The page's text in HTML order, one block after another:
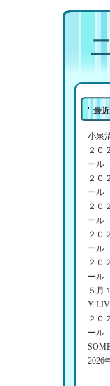
最
小泉
２０
ール
２０
ール
２０
ール
２０
ール
２０
ール
５月
Y
２０
ール
2026